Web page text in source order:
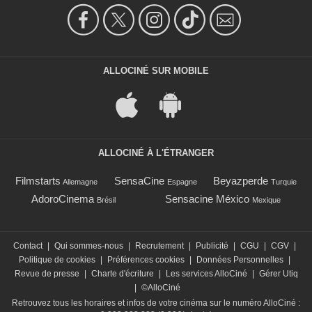
ALLOCINÉ SUR MOBILE
ALLOCINÉ À L'ÉTRANGER
Filmstarts Allemagne SensaCine Espagne Beyazperde Turquie
AdoroCinema Brésil Sensacine México Mexique
Contact | Qui sommes-nous | Recrutement | Publicité | CGU | CGV |
Politique de cookies | Préférences cookies | Données Personnelles |
Revue de presse
| Charte d'écriture | Les services AlloCiné | Gérer Utiq
| ©AlloCiné
Retrouvez tous les horaires et infos de votre cinéma sur le numéro AlloCiné :